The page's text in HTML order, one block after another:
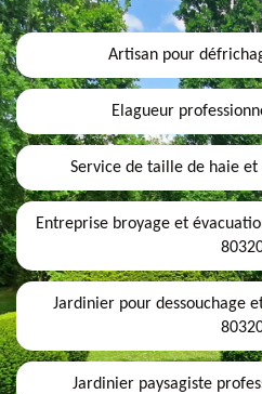
Artisan pour
Elagueur
Service de taille de haie
Entreprise broyage et
Jardinier pour dessouchage
Jardinier paysagiste